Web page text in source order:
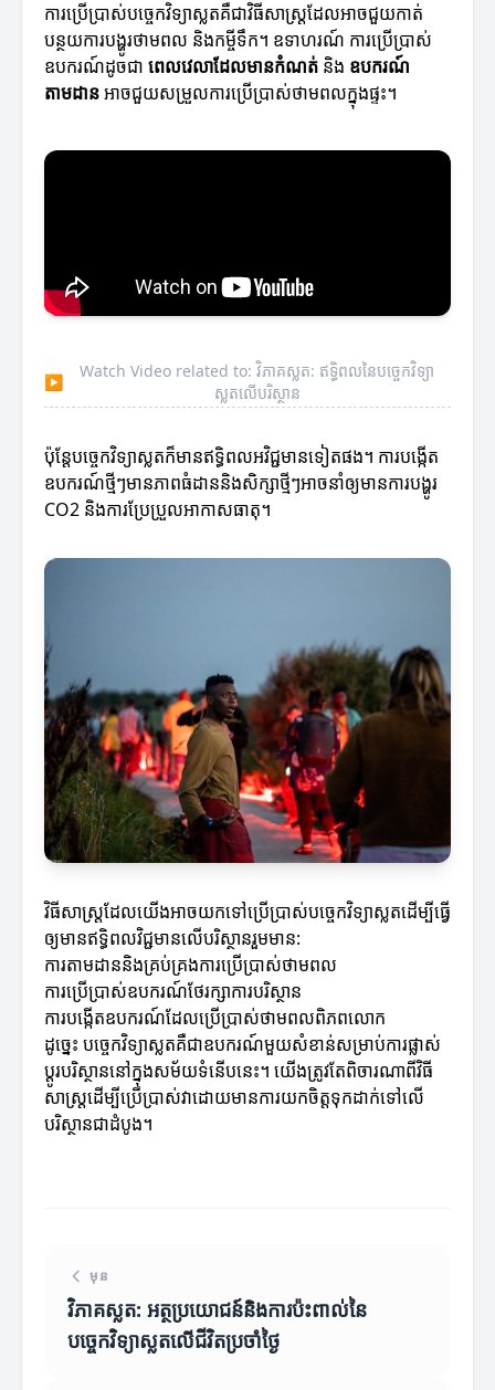
ការប្រើប្រាស់បច្ចេកវិទ្យាស្លតគឺជាវិធីសាស្ត្រដែលអាចជួយកាត់
បន្ថយការបង្ហូរថាមពល និងកម្ចីទឹក។ ឧទាហរណ៍ ការប្រើប្រាស់
ឧបករណ៍ដូចជា ពេលវេលាដែលមានកំណត់ និង ឧបករណ៍
តាមដានអាចជួយសម្រួលការប្រើប្រាស់ថាមពលក្នុងផ្ទះ។
▶
Watch Video related to: វិភាគស្លត: ឥទ្ធិពលនៃបច្ចេកវិទ្យា
ស្លតលើបរិស្ថាន
ប៉ុន្តែបច្ចេកវិទ្យាស្លតក៏មានឥទ្ធិពលអវិជ្ជមានទៀតផង។ ការបង្កើត
ឧបករណ៍ថ្មីៗមានភាពធំដាននិងសិក្សាថ្មីៗអាចនាំឲ្យមានការបង្ហូរ
CO2 និងការប្រែប្រួលអាកាសធាតុ។
វិធីសាស្ត្រដែលយើងអាចយកទៅប្រើប្រាស់បច្ចេកវិទ្យាស្លតដើម្បីធ្វើ
ឲ្យមានឥទ្ធិពលវិជ្ជមានលើបរិស្ថានរួមមាន:
ការតាមដាននិងគ្រប់គ្រងការប្រើប្រាស់ថាមពល
ការប្រើប្រាស់ឧបករណ៍ថែរក្សាការបរិស្ថាន
ការបង្កើតឧបករណ៍ដែលប្រើប្រាស់ថាមពលពិភពលោក
ដូច្នេះ បច្ចេកវិទ្យាស្លតគឺជាឧបករណ៍មួយសំខាន់សម្រាប់ការផ្លាស់
ប្តូរបរិស្ថាននៅក្នុងសម័យទំនើបនេះ។ យើងត្រូវតែពិចារណាពីវិធី
សាស្រ្តដើម្បីប្រើប្រាស់វាដោយមានការយកចិត្តទុកដាក់ទៅលើ
បរិស្ថានជាដំបូង។
មុន
វិភាគស្លត: អត្ថប្រយោជន៍និងការប៉ះពាល់នៃ
បច្ចេកវិទ្យាស្លតលើជីវិតប្រចាំថ្ងៃ